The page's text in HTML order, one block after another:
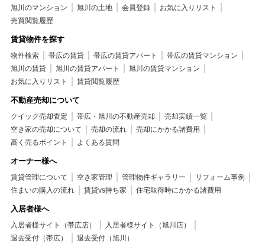
旭川のマンション
旭川の土地 会員登録
お気に入りリスト
売買閲覧履歴
賃貸物件を探す
物件検索 帯広の賃貸 帯広の賃貸アパート
帯広の賃貸マンション
旭川の賃貸
旭川の賃貸アパート
旭川の賃貸マンション
お気に入りリスト
賃貸閲覧履歴
不動産売却について
クイック売却査定 帯広・旭川の不動産売却
売却実績一覧
空き家の売却について
売却の流れ
売却にかかる諸費用
高く売るポイント
よくある質問
オーナー様へ
賃貸管理について 空き家管理 管理物件ギャラリー
リフォーム事例
住まいの購入の流れ
賃貸vs持ち家 住宅取得時にかかる諸費用
入居者様へ
入居者様サイト（帯広店）
入居者様サイト（旭川店）
退去受付（帯広）
退去受付（旭川）